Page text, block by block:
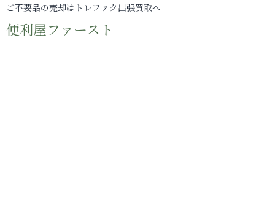
ご不要品の売却はトレファク出張買取へ
便利屋ファースト